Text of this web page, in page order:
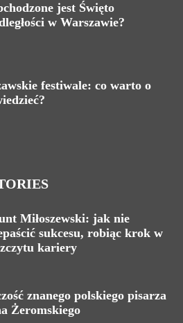
jest Święto
w Warszawie?
festiwale: co warto o
Miłoszewski: jak nie
sukcesu, robiąc krok w
kariery
znanego polskiego pisarza
Żeromskiego